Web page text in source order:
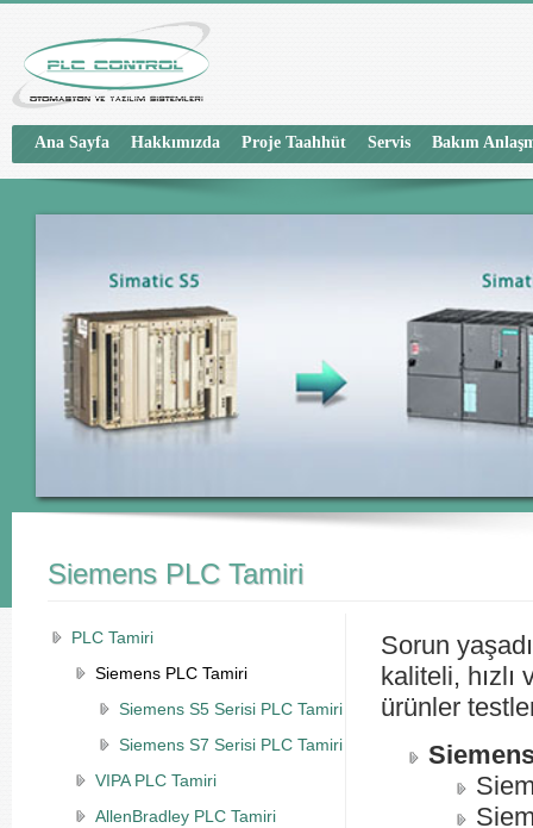
Ana Sayfa Hakkımızda Proje Taahhüt Servis Bakım
Siemens PLC Tamiri
PLC Tamiri
Siemens PLC Tamiri
Siemens S5 Serisi PLC Tamiri
Siemens S7 Serisi PLC Tamiri
VIPA PLC Tamiri
AllenBradley PLC Tamiri
Sorun
kaliteli,
ürünler